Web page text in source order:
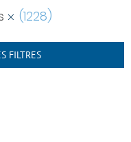
(1228)
FILTRES